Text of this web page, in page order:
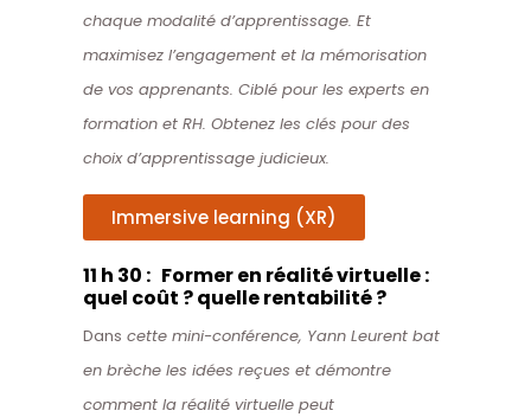
chaque modalité d’apprentissage. Et
maximisez l’engagement et la mémorisation
de vos apprenants. Ciblé pour les experts en
formation et RH. Obtenez les clés pour des
choix d’apprentissage judicieux.
Immersive learning (XR)
11 h 30 : Former en réalité virtuelle :
quel coût ? quelle rentabilité ?
Dans cette mini-conférence, Yann Leurent bat
en brèche les idées reçues et démontre
comment la réalité virtuelle peut